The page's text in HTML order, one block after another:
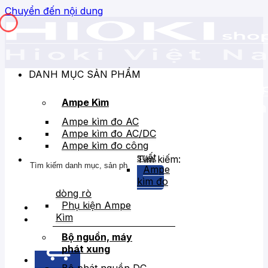
Chuyển đến nội dung
Tìm kiếm:
DANH MỤC SẢN PHẨM
Ampe Kìm
Ampe kìm đo AC
Ampe kìm đo AC/DC
Ampe kìm đo công
suất
Ampe
kìm đo
dòng rò
Phụ kiện Ampe
Kìm
Bộ nguồn, máy
phát xung